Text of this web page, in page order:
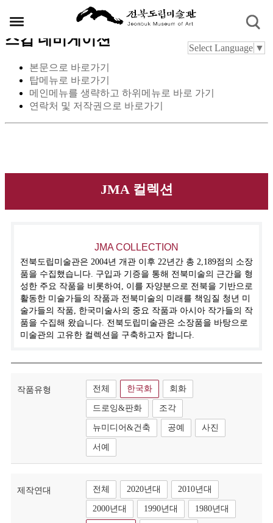
스킵 네비게이션
본문으로 바로가기
탑메뉴로 바로가기
메인메뉴를 생략하고 하위메뉴로 바로 가기
연락처 및 저작권으로 바로가기
Select Language ▼
JMA 컬렉션
JMA COLLECTION
전북도립미술관은 2004년 개관 이후 22년간 총 2,189점의 소장
품을 수집했습니다. 구입과 기증을 통해 전북미술의 근간을 형
성한 주요 작품을 비롯하여, 이를 자양분으로 전북을 기반으로
활동한 미술가들의 작품과 전북미술의 미래를 책임질 청년 미
술가들의 작품, 한국미술사의 중요 작품과 아시아 작가들의 작
품을 수집해 왔습니다. 전북도립미술관은 소장품을 바탕으로
미술관의 고유한 컬렉션을 구축하고자 합니다.
작품유형 전체 한국화 회화
드로잉&판화 조각
뉴미디어&건축 공예 사진
서예
제작연대 전체 2020년대 2010년대
2000년대 1990년대 1980년대